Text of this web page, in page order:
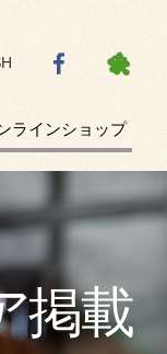
ラインショップ
掲載